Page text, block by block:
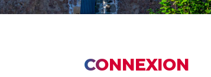
CONNEXION